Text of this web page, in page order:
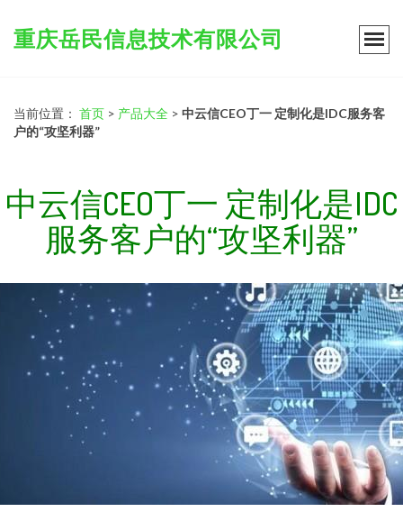
重庆岳民信息技术有限公司
当前位置： 首页 > 产品大全 > 中云信CEO丁一 定制化是IDC服务客
户的“攻坚利器”
中云信CEO丁一 定制化是IDC
服务客户的“攻坚利器”